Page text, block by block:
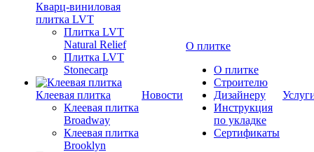
Кварц-виниловая
плитка LVT
Плитка LVT
Natural Relief
Плитка LVT
Stonecarp
Клеевая плитка
Клеевая плитка
Broadway
Клеевая плитка
Brooklyn
Новости
О плитке
О плитке
Строителю
Дизайнеру
Инструкция
по укладке
Сертификаты